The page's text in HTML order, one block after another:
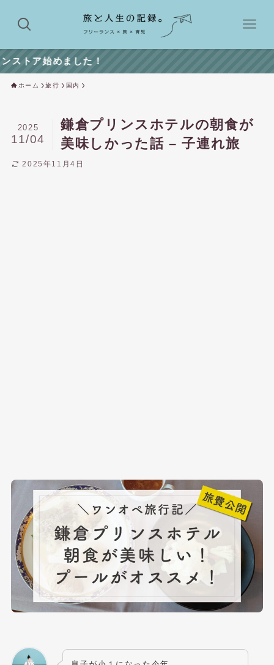
！
ホーム 旅行 国内
鎌倉プリンスホテルの朝食が
美味しかった話 – 子連れ旅
2025
11/04
2025年11月4日